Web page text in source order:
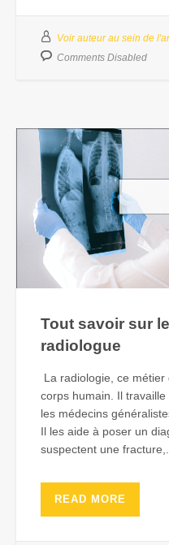
Voir auteur au sein de
Comments Disabled
Tout savoir sur
radiologue
La radiologie, ce
corps humain. Il
les médecins
Il les aide à poser un
suspectent une fracture,...
READ MORE